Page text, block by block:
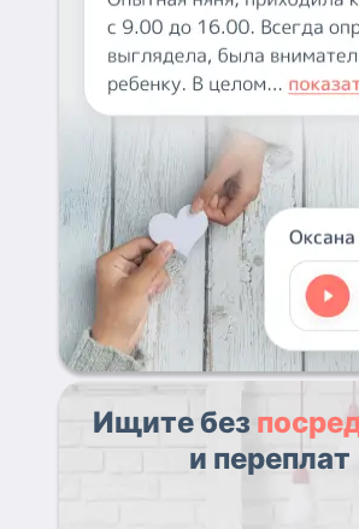
Ищите без
и переплат